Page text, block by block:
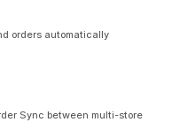
orders automatically
Sync between multi-store